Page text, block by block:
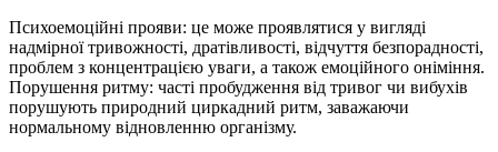
Психоемоційні прояви: це може проявлятися у вигляді
надмірної тривожності, дратівливості, відчуття безпорадності,
проблем з концентрацією уваги, а також емоційного оніміння.
Порушення ритму: часті пробудження від тривог чи вибухів
порушують природний циркадний ритм, заважаючи
нормальному відновленню організму.